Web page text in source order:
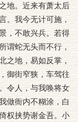
地。近来有萧太后
。我今无计可施，
，不敢兴兵。若得
谓蛇无头而不行，
之地，易如反掌，
御街窄狭，车驾往
令人，与我唤将女
做衙内不糊涂，白
权挟势谢金吾。小